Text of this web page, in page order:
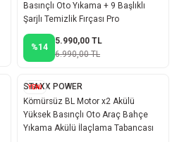
Basınçlı Oto Yıkama + 9 Başlıklı
Şarjlı Temizlik Fırçası Pro
%14
5.990,00 TL
6.990,00 TL
YENİ
STAXX POWER
Kömürsüz BL Motor x2 Akülü
Yüksek Basınçlı Oto Araç Bahçe
Yıkama Akülü İlaçlama Tabancası